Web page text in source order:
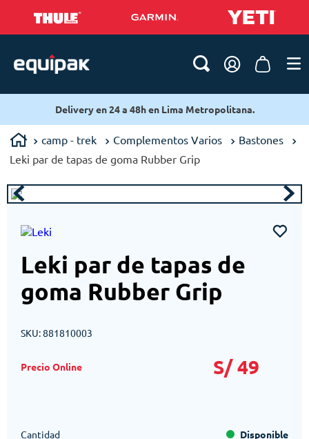
Delivery en 24 a 48h en Lima Metropolitana.
camp - trek Complementos Varios
Bastones
Leki par de tapas de goma Rubber Grip
Leki par de tapas de
goma Rubber Grip
SKU:881810003
S/ 49
Cantidad Disponible